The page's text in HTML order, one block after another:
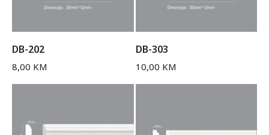
DB-202
8,00 KM
DB-303
10,00 KM